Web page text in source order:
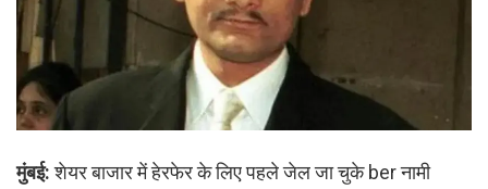
मुंबई: शेयर बाजार में हेरफेर के लिए पहले जेल जा चुके ber नामी